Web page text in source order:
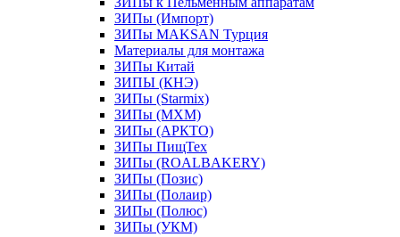
ЗИПы (Импорт)
ЗИПы MAKSAN Турция
Материалы для монтажа
ЗИПы Китай
ЗИПЫ (КНЭ)
ЗИПы (Starmix)
ЗИПы (МХМ)
ЗИПы (АРКТО)
ЗИПы ПищТех
ЗИПы (ROALBAKERY)
ЗИПы (Позис)
ЗИПы (Полаир)
ЗИПы (Полюс)
ЗИПы (УКМ)